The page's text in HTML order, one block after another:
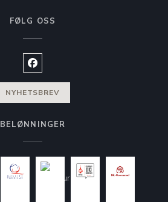
FØLG OSS
Facebook ((åpner i et nytt
NYHETSBREV
BELØNNINGER